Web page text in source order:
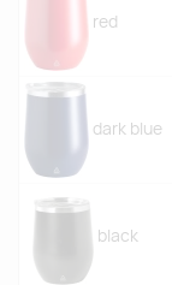
red
dark blue
black